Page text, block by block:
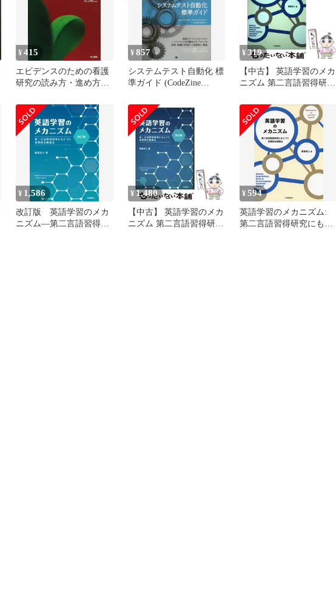
¥415
エビデンスのための看護
研究の読み方・進め方
木 廣文; 林 邦彦
¥857
システムテスト自動化 標
準ガイド (CodeZine
Dorothy Graham テスト自
動化研究会 伊藤 望 玉川
紘子 長谷川 孝二 きょん
鈴木 一裕 太田 健一郎 森
龍二 近江 久美子 永田 敦
吉村 好廣
¥ 319
【中古】 英語学習のメカ
ニズム 第二言語習得研究
法 / 廣森友人 / 大修館書
店
¥ 1,586
改訂版 英語学習のメカ
ニズム―第二言語習得研
¥1,480
【中古】 英語学習のメカ
ニズム 第二言語習得研究
¥594
英語学習のメカニズム:
第二言語習得研究にもと